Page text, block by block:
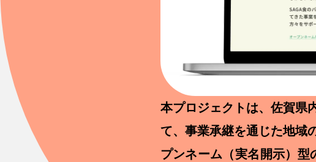
本プロジェクトは、佐賀県
て、事業承継を通じた地域
プンネーム（実名開示）